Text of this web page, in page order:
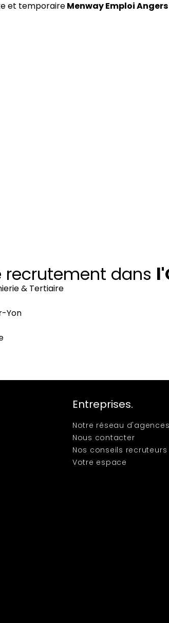
et temporaireMenway Emploi Angers
recrutement dans
& Tertiaire
Yon
Entreprises.
Notre réseau d'agences
Nous contacter
Nos conseils recruteurs
Votre espace